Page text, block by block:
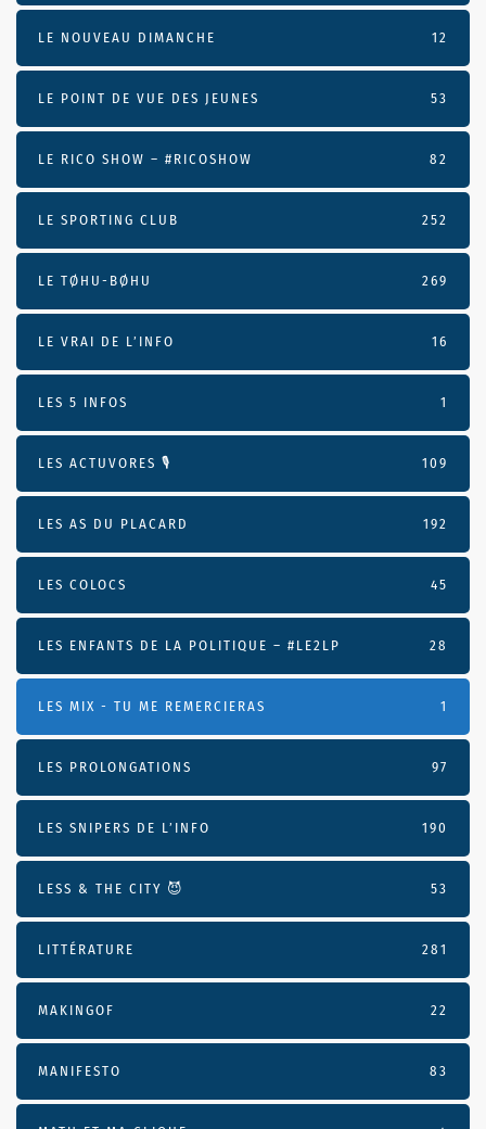
LE NOUVEAU DIMANCHE 12
LE POINT DE VUE DES JEUNES 53
LE RICO SHOW – #RICOSHOW 82
LE SPORTING CLUB 252
LE TØHU-BØHU 269
LE VRAI DE L’INFO 16
LES 5 INFOS 1
LES ACTUVORES 🎙 109
LES AS DU PLACARD 192
LES COLOCS 45
LES ENFANTS DE LA POLITIQUE – #LE2LP 28
LES MIX - TU ME REMERCIERAS 1
LES PROLONGATIONS 97
LES SNIPERS DE L’INFO 190
LESS & THE CITY 😈 53
LITTÉRATURE 281
MAKINGOF 22
MANIFESTO 83